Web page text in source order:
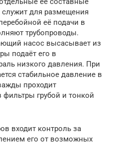
для размещения
её подачи в
трубопроводы.
насос высасывает из
подаёт его в
низкого давления. При
стабильное давление в
проходит
грубой и тонкой
входит контроль за
его от возможных